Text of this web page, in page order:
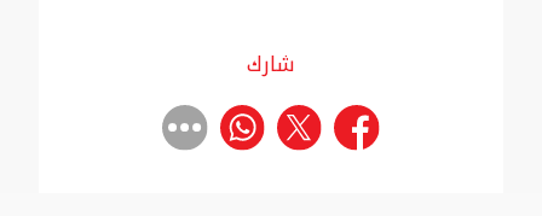
شارك